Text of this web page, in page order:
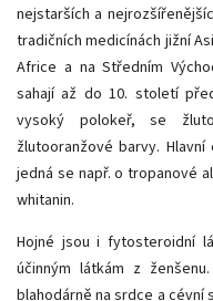
nejstarších a
tradičních medicínách jižní
Africe a na Středním
sahají až do 10. století
vysoký polokeř, se
žlutooranžové barvy.
jedná se např. o tropanové
whitanin.
Hojné jsou i fytosteroidní
účinným látkám z
blahodárně na srdce a